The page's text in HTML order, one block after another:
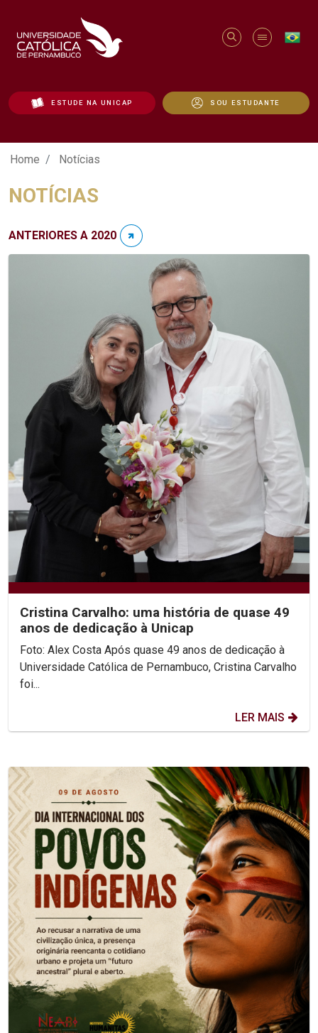
ESTUDE NA UNICAP SOU ESTUDANTE
Notícias - Unicap
Home Notícias
NOTÍCIAS
ANTERIORES A 2020
Cristina Carvalho: uma história de quase 49
anos de dedicação à Unicap
Foto: Alex Costa Após quase 49 anos de dedicação à
Universidade Católica de Pernambuco, Cristina Carvalho
foi...
LER MAIS